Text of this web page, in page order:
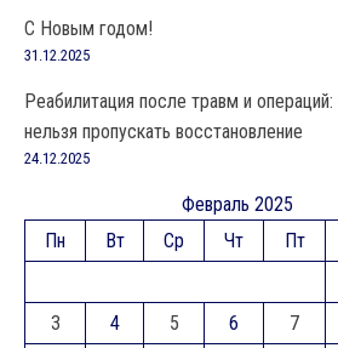
С Новым годом!
31.12.2025
Реабилитация после травм и
нельзя пропускать восстановление
24.12.2025
Февраль 2025
Пн
Вт Ср Чт Пт
3
4 5 6 7